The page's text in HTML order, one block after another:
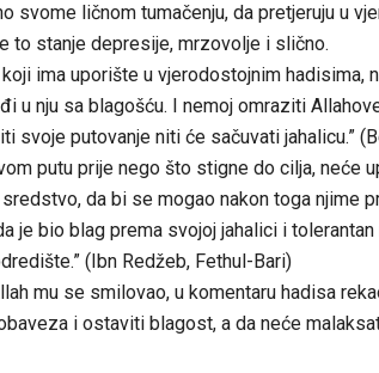
svome ličnom tumačenju, da pretjeruju u
to stanje depresije, mrzovolje i slično.
ima uporište u vjerodostojnim hadisima,
u nju sa blagošću. I nemoj omraziti
svoje putovanje niti će sačuvati jahalicu.”
putu prije nego što stigne do cilja, neće
da bi se mogao nakon toga njime
je bio blag prema svojoj jahalici i
(Ibn Redžeb, Fethul-Bari)
mu se smilovao, u komentaru hadisa
i ostaviti blagost, a da neće